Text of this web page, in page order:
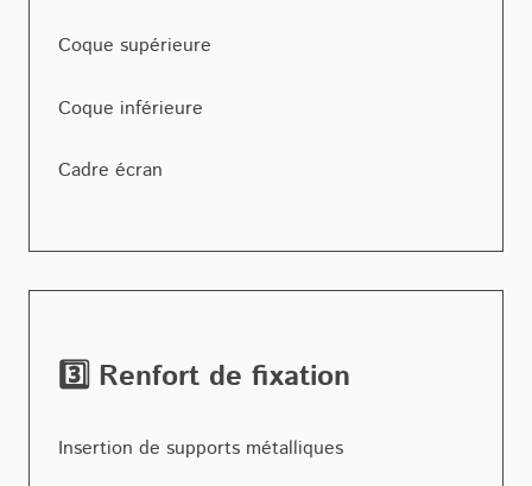
Coque supérieure
Coque inférieure
Cadre écran
3️⃣ Renfort de fixation
Insertion de supports métalliques